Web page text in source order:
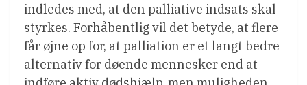
indledes med, at den palliative indsats skal
styrkes. Forhåbentlig vil det betyde, at flere
får øjne op for, at palliation er et langt bedre
alternativ for døende mennesker end at